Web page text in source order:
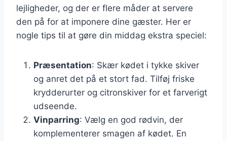
lejligheder, og der er flere måder at servere
den på for at imponere dine gæster. Her er
nogle tips til at gøre din middag ekstra speciel:
Præsentation: Skær kødet i tykke skiver
og anret det på et stort fad. Tilføj friske
krydderurter og citronskiver for et farverigt
udseende.
Vinparring: Vælg en god rødvin, der
komplementerer smagen af kødet. En